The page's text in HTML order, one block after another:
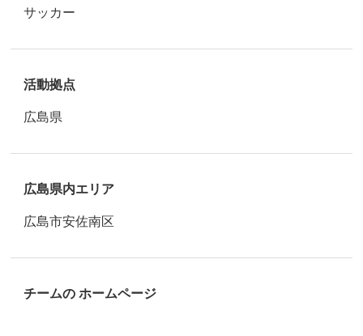
サッカー
活動拠点
広島県
広島県内エリア
広島市安佐南区
チームの ホームページ